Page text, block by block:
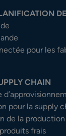
pour les
CHAIN
pour la supply
de la production
frais